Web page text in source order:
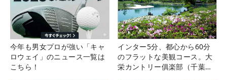
今年も男女プロが強い「キャ
ロウェイ」のニュース一覧は
こちら！
インター5分、都心から60分
のフラットな美観コース。大
栄カントリー俱楽部（千葉